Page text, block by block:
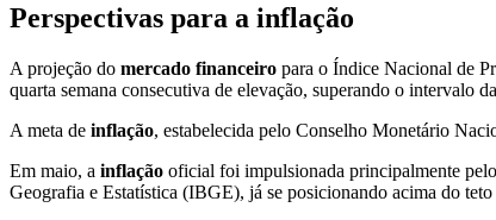
Perspectivas para a inflação
A projeção do mercado financeiro para o Índice Nacional de
quarta semana consecutiva de elevação, superando o intervalo
A meta de inflação, estabelecida pelo Conselho Monetário
Em maio, a inflação oficial foi impulsionada principalmente
Geografia e Estatística (IBGE), já se posicionando acima do teto